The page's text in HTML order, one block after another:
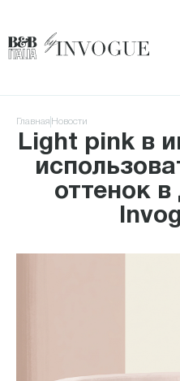
Главная Новости
Light pink в
оттенок